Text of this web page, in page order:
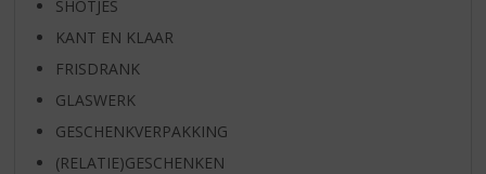
SHOTJES
KANT EN KLAAR
FRISDRANK
GLASWERK
GESCHENKVERPAKKING
(RELATIE)GESCHENKEN